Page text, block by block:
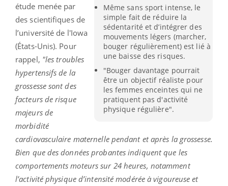
Même sans sport intense, le
simple fait de réduire la
sédentarité et d’intégrer des
mouvements légers (marcher,
bouger régulièrement) est lié à
une baisse des risques.
"Bouger davantage pourrait
être un objectif réaliste pour
les femmes enceintes qui ne
pratiquent pas d'activité
physique régulière".
étude menée par
des scientifiques de
l’université de l'Iowa
(États-Unis). Pour
rappel, "les troubles
hypertensifs de la
grossesse sont des
facteurs de risque
majeurs de
morbidité
cardiovasculaire maternelle pendant et après la grossesse.
Bien que des données probantes indiquent que les
comportements moteurs sur 24 heures, notamment
l’activité physique d’intensité modérée à vigoureuse et